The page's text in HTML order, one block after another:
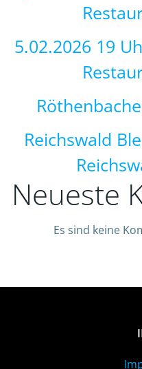
5.02.2026 19
Reichswald
Neueste
Es sind keine